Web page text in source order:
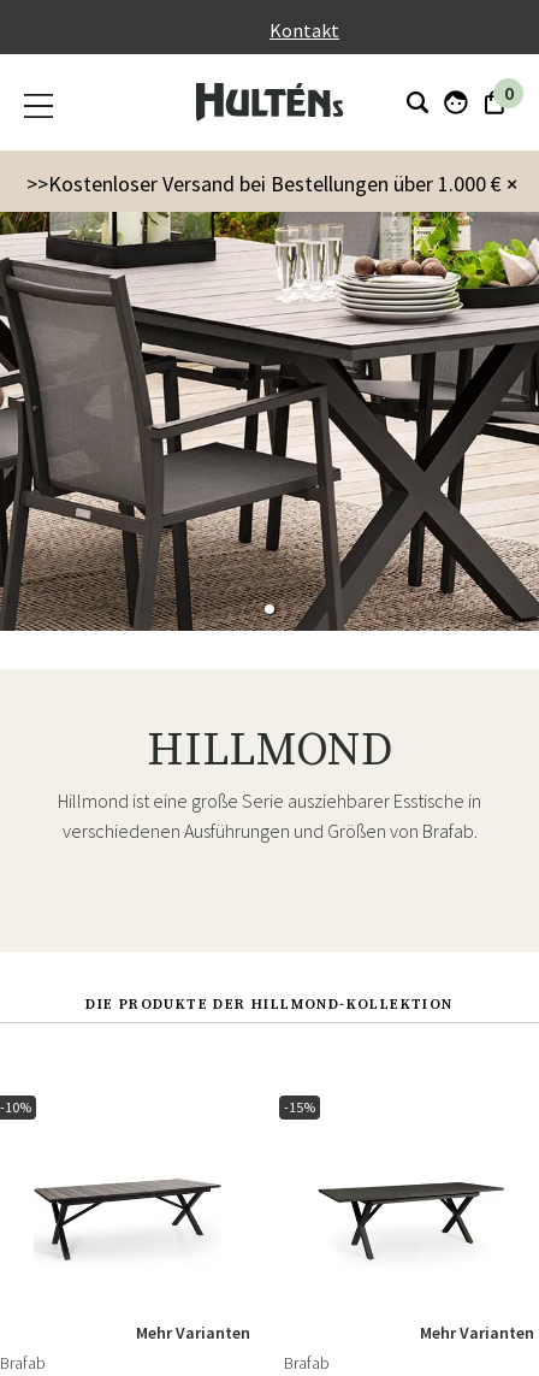
Kontakt
0
×
>>Kostenloser Versand bei Bestellungen über 1.000 €
HILLMOND
Hillmond ist eine große Serie ausziehbarer Esstische in
verschiedenen Ausführungen und Größen von Brafab.
DIE PRODUKTE DER HILLMOND-KOLLEKTION
-10%
Mehr Varianten
Brafab
-15%
Mehr Varianten
Brafab